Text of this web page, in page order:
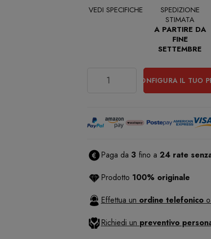
VEDI SPECIFICHE
SPEDIZIONE
STIMATA
A PARTIRE DA
FINE
SETTEMBRE
CONFIGURA IL TUO
Paga da 3 fino a 24 rate
Prodotto 100% originale
Effettua un ordine telefonico o
Richiedi un preventivo